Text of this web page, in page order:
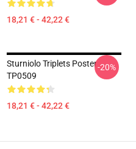
18,21 € - 42,22 €
Sturniolo Triplets Poster
TP0509
18,21 € - 42,22 €
-20%